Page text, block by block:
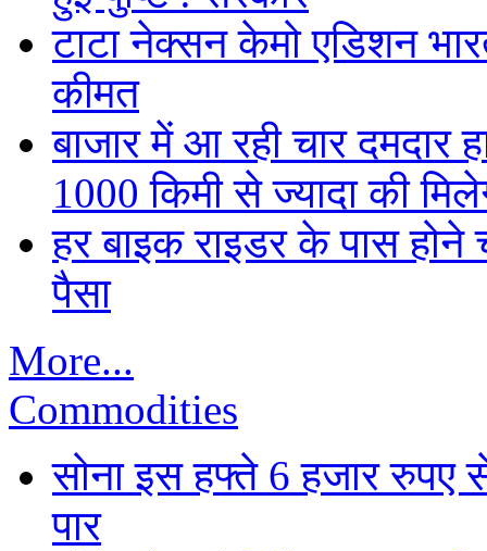
टाटा नेक्सन केमो एडिशन
कीमत
बाजार में आ रही चार दमदार
1000 किमी से ज्यादा की
हर बाइक राइडर के पास होने
पैसा
More...
Commodities
सोना इस हफ्ते 6 हजार
पार